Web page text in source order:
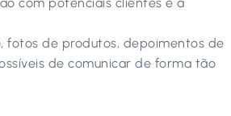
com potenciais clientes e a
fotos de produtos, depoimentos de
de comunicar de forma tão